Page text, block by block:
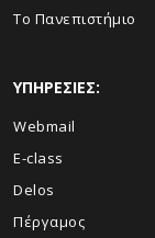
Το Πανεπιστήμιο
ΥΠΗΡΕΣΙΕΣ:
Webmail
E-class
Delos
Πέργαμος